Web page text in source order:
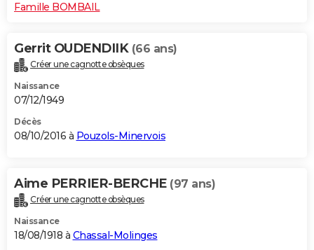
Famille BOMBAIL
Gerrit OUDENDIIK (66 ans)
Créer une cagnotte obsèques
Naissance
07/12/1949
Décès
08/10/2016 à Pouzols-Minervois
Aime PERRIER-BERCHE (97 ans)
Créer une cagnotte obsèques
Naissance
18/08/1918 à Chassal-Molinges